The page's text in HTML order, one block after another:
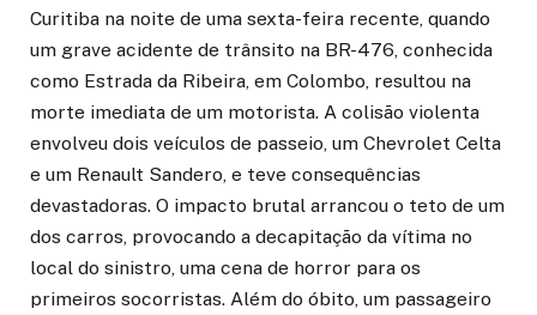
Curitiba na noite de uma sexta-feira recente, quando
um grave acidente de trânsito na BR-476, conhecida
como Estrada da Ribeira, em Colombo, resultou na
morte imediata de um motorista. A colisão violenta
envolveu dois veículos de passeio, um Chevrolet Celta
e um Renault Sandero, e teve consequências
devastadoras. O impacto brutal arrancou o teto de um
dos carros, provocando a decapitação da vítima no
local do sinistro, uma cena de horror para os
primeiros socorristas. Além do óbito, um passageiro